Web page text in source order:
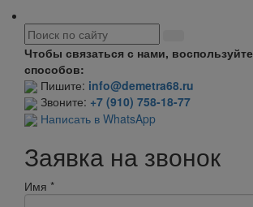
Чтобы связаться с нами,
способов:
Пишите: info@demetra68.ru
Звоните: +7 (910) 758-18-77
Написать в WhatsApp
Заявка на звонок
Имя *